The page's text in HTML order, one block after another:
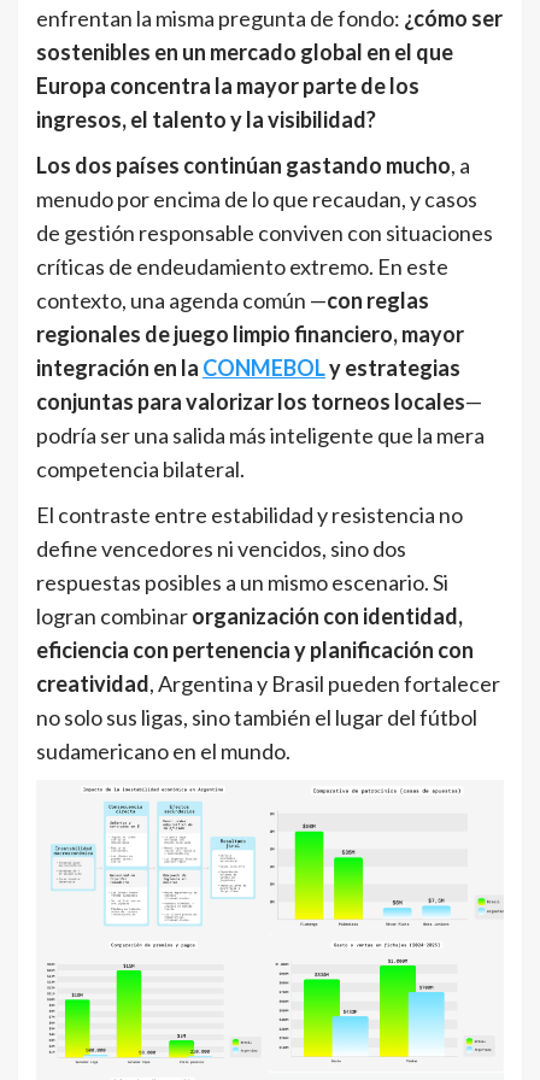
enfrentan la misma pregunta de fondo: ¿cómo ser
sostenibles en un mercado global en el que
Europa concentra la mayor parte de los
ingresos, el talento y la visibilidad?
Los dos países continúan gastando mucho, a
menudo por encima de lo que recaudan, y casos
de gestión responsable conviven con situaciones
críticas de endeudamiento extremo. En este
contexto, una agenda común —con reglas
regionales de juego limpio financiero, mayor
integración en la CONMEBOLy estrategias
conjuntas para valorizar los torneos locales—
podría ser una salida más inteligente que la mera
competencia bilateral.
El contraste entre estabilidad y resistencia no
define vencedores ni vencidos, sino dos
respuestas posibles a un mismo escenario. Si
logran combinarorganización con identidad,
eficiencia con pertenencia y planificación con
creatividad, Argentina y Brasil pueden fortalecer
no solo sus ligas, sino también el lugar del fútbol
sudamericano en el mundo.